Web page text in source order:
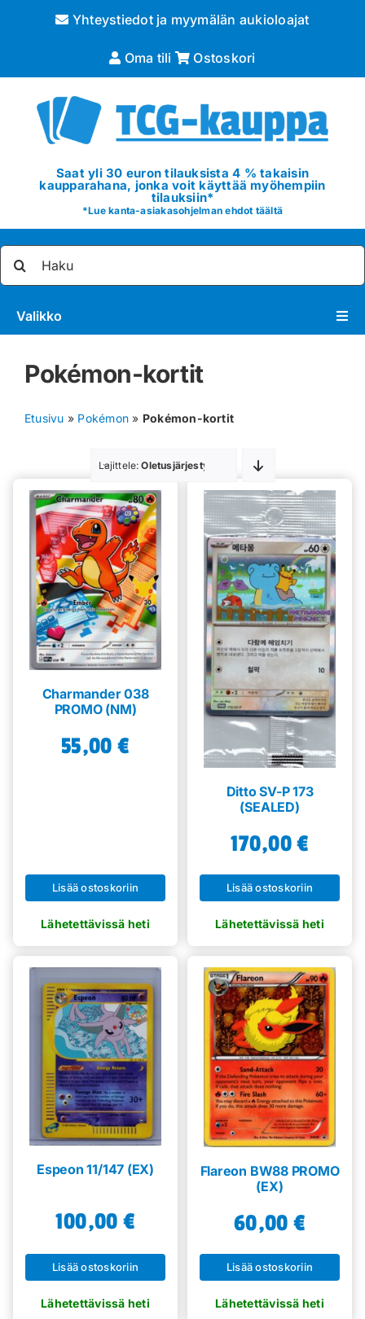
Yhteystiedot ja myymälän aukioloajat
Oma tili Ostoskori
Saat yli 30 euron tilauksista 4 % takaisin
kaupparahana, jonka voit käyttää myöhempiin
tilauksiin*
*Lue kanta-asiakasohjelman ehdot täältä
Valikko
Blind Boksit
Ennakot
Greidatut kortit
Irtokortit
Rip & Ship
Greidauspalvelu
Pokémon-kortit
Etusivu » Pokémon » Pokémon-kortit
Lajittele:Oletusjärjestys
Charmander 038
PROMO (NM)
55,00 €
Lisää ostoskoriin
Ditto SV-P 173
(SEALED)
170,00€
Lisää ostoskoriin
Espeon 11/147 (EX)
100,00 €
Lisää ostoskoriin
Flareon BW88 PROMO
(EX)
60,00 €
Lisää ostoskoriin